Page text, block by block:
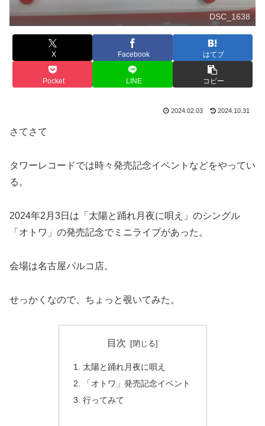
DSC_1638
X Facebook はてブ
Pocket LINE コピー
2024.02.03 2024.10.31
さてさて
タワーレコードでは時々発売記念イベントなどをやってい
る。
2024年2月3日は「太陽と踊れ月夜に唄え」のシングル
「オトワ」の発売記念でミニライブがあった。
会場は名古屋パルコ店。
せっかくなので、ちょっと覗いてみた。
目次
太陽と踊れ月夜に唄え
「オトワ」発売記念イベント
行ってみて